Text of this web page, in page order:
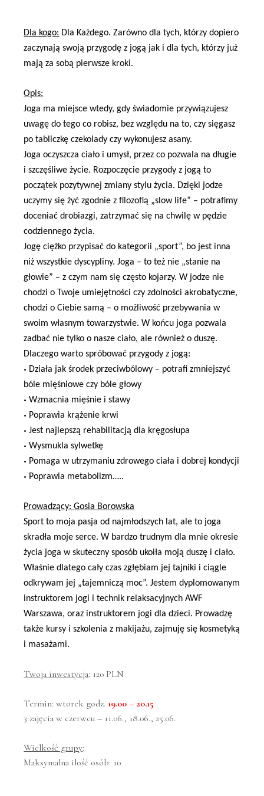
Dla kogo: Dla Każdego. Zarówno dla tych, którzy dopiero
zaczynają swoją przygodę z jogą jak i dla tych, którzy już
mają za sobą pierwsze kroki.
Opis:
Joga ma miejsce wtedy, gdy świadomie przywiązujesz
uwagę do tego co robisz, bez względu na to, czy sięgasz
po tabliczkę czekolady czy wykonujesz asany.
Joga oczyszcza ciało i umysł, przez co pozwala na długie
i szczęśliwe życie. Rozpoczęcie przygody z jogą to
początek pozytywnej zmiany stylu życia. Dzięki jodze
uczymy się żyć zgodnie z filozofią „slow life” – potrafimy
doceniać drobiazgi, zatrzymać się na chwilę w pędzie
codziennego życia.
Jogę ciężko przypisać do kategorii „sport”, bo jest inna
niż wszystkie dyscypliny. Joga – to też nie „stanie na
głowie” – z czym nam się często kojarzy. W jodze nie
chodzi o Twoje umiejętności czy zdolności akrobatyczne,
chodzi o Ciebie samą – o możliwość przebywania w
swoim własnym towarzystwie. W końcu joga pozwala
zadbać nie tylko o nasze ciało, ale również o duszę.
Dlaczego warto spróbować przygody z jogą:
• Działa jak środek przeciwbólowy – potrafi zmniejszyć
bóle mięśniowe czy bóle głowy
•Wzmacnia mięśnie i stawy
• Poprawia krążenie krwi
•Jest najlepszą rehabilitacją dla kręgosłupa
•Wysmukla sylwetkę
• Pomaga w utrzymaniu zdrowego ciała i dobrej kondycji
• Poprawia metabolizm…..
Prowadzący: Gosia Borowska
Sport to moja pasja od najmłodszych lat, ale to joga
skradła moje serce.W bardzo trudnym dla mnie okresie
życia joga w skuteczny sposób ukoiła moją duszę i ciało.
Właśnie dlatego cały czas zgłębiam jej tajniki i ciągle
odkrywam jej „tajemniczą moc”. Jestem dyplomowanym
instruktorem jogi i technik relaksacyjnych AWF
Warszawa, oraz instruktorem jogi dla dzieci. Prowadzę
także kursy i szkolenia z makijażu, zajmuję się kosmetyką
i masażami.
Twoja inwestycja: 120 PLN
Termin: wtorek godz.19.00 – 20.15
3 zajęcia w czerwcu – 11.06., 18.06., 25.06.
Wielkość grupy:
Maksymalna ilość osób: 10